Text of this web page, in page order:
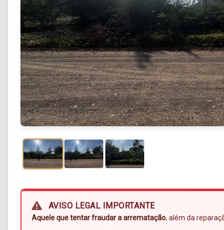
AVISO LEGAL IMPORTANTE
Aquele que tentar fraudar a arrematação, além da